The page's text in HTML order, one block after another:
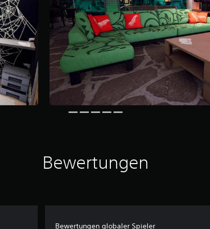
Bewertungen
Bewertungen globaler Spieler